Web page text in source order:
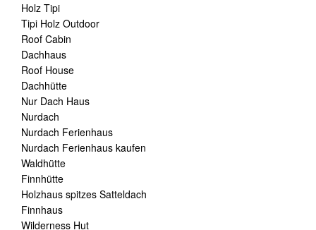
Holz Tipi
Tipi Holz Outdoor
Roof Cabin
Dachhaus
Roof House
Dachhütte
Nur Dach Haus
Nurdach
Nurdach Ferienhaus
Nurdach Ferienhaus kaufen
Waldhütte
Finnhütte
Holzhaus spitzes Satteldach
Finnhaus
Wilderness Hut